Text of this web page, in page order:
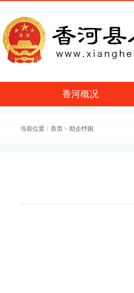
香河概况
当前位置： 首页 > 助企纾困